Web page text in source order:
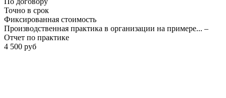
Точно в срок
Фиксированная стоимость
Производственная практика в организации на примере... –
Отчет по практике
4 500 руб